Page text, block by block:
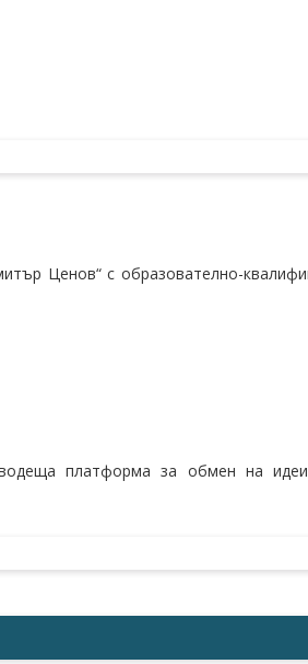
Ценов“ с образователно-
платформа за обмен на